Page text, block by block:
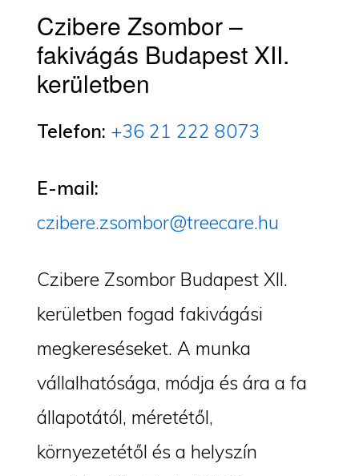
Czibere Zsombor –
fakivágás Budapest XII.
kerületben
Telefon: +36 21 222 8073
E-mail:
czibere.zsombor@treecare.hu
Czibere Zsombor Budapest XII.
kerületben fogad fakivágási
megkereséseket. A munka
vállalhatósága, módja és ára a fa
állapotától, méretétől,
környezetétől és a helyszín